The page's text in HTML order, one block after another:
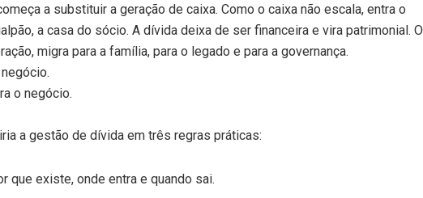
a substituir a geração de caixa. Como o caixa não escala, entra o
a casa do sócio. A dívida deixa de ser financeira e vira patrimonial. O
migra para a família, para o legado e para a governança.
o negócio.
a gestão de dívida em três regras práticas:
que existe, onde entra e quando sai.